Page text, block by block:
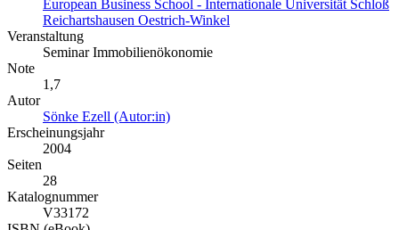
European Business School - Internationale Universität Schloß
Reichartshausen Oestrich-Winkel
Veranstaltung
Seminar Immobilienökonomie
Note
1,7
Autor
Sönke Ezell (Autor:in)
Erscheinungsjahr
2004
Seiten
28
Katalognummer
V33172